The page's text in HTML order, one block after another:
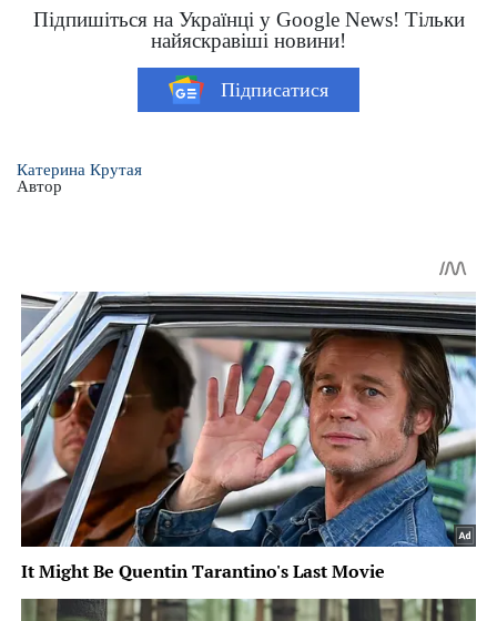
Підпишіться на Українці у Google News! Тільки
найяскравіші новини!
Підписатися
Катерина Крутая
Автор